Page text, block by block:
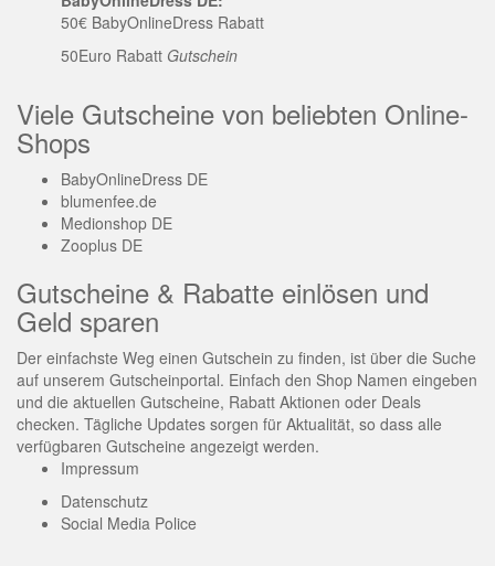
50€ BabyOnlineDress Rabatt
50Euro Rabatt Gutschein
Viele Gutscheine von beliebten Online-
Shops
BabyOnlineDress DE
blumenfee.de
Medionshop DE
Zooplus DE
Gutscheine & Rabatte einlösen und
Geld sparen
Der einfachste Weg einen Gutschein zu finden, ist über die Suche
auf unserem Gutscheinportal. Einfach den Shop Namen eingeben
und die aktuellen Gutscheine, Rabatt Aktionen oder Deals
checken. Tägliche Updates sorgen für Aktualität, so dass alle
verfügbaren Gutscheine angezeigt werden.
Impressum
Datenschutz
Social Media Police